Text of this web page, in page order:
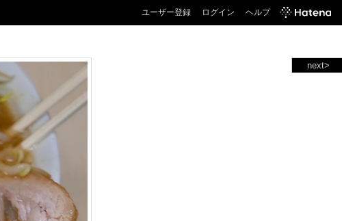
ユーザー登録 ログイン ヘルプ
next>